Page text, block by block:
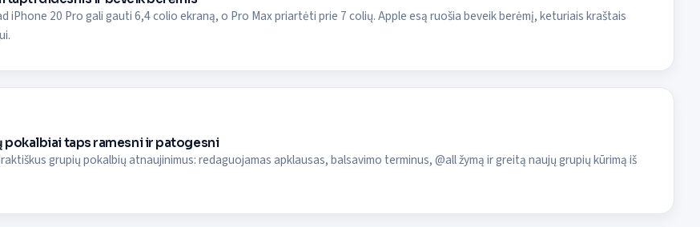
iPhone 20 Pro gali gauti 6,4 colio ekraną, o Pro Max priartėti prie 7 colių. Apple esą ruošia beveik berėmį, keturiais kraštais
pokalbiai taps ramesni ir patogesni
grupių pokalbių atnaujinimus: redaguojamas apklausas, balsavimo terminus, @all žymą ir greitą naujų grupių kūrimą iš